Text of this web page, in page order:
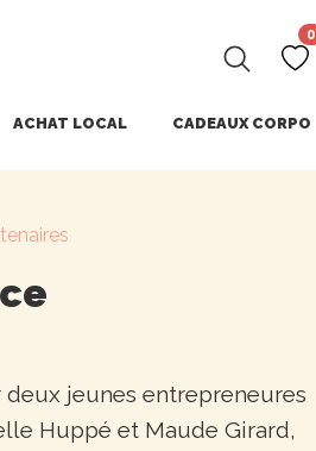
0
ACHAT LOCAL CADEAUX CORPO
deux jeunes entrepreneures
Huppé et Maude Girard,